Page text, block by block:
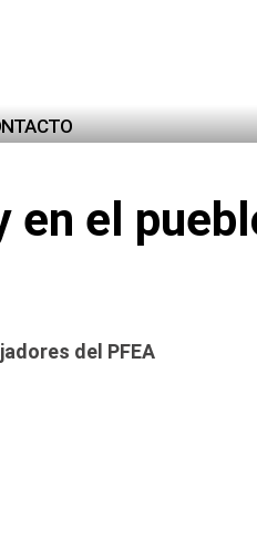
en el
del PFEA